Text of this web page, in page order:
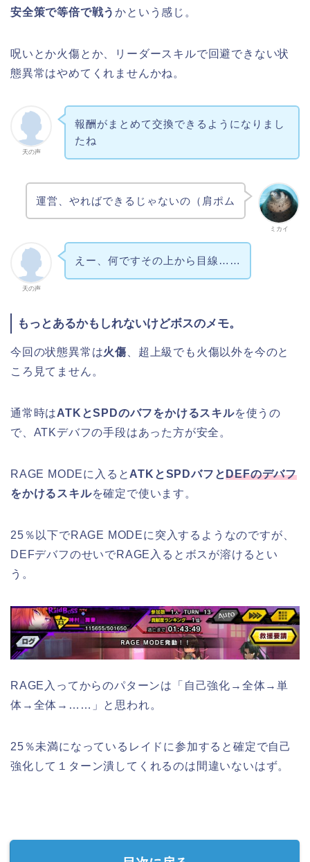
安全策で等倍で戦うかという感じ。
呪いとか火傷とか、リーダースキルで回避できない状
態異常はやめてくれませんかね。
天の声
報酬がまとめて交換できるようになりまし
たね
ミカイ
運営、やればできるじゃないの（肩ポム
天の声
えー、何ですその上から目線……
もっとあるかもしれないけどボスのメモ。
今回の状態異常は火傷 、超上級でも火傷以外を今のと
ころ見てません。
通常時はATKとSPDのバフをかけるスキルを使うの
で、ATKデバフの手段はあった方が安全。
RAGE MODEに入ると ATKとSPDバフとDEFのデバフ
をかけるスキルを確定で使います。
25％以下でRAGE MODEに突入するようなのですが、
DEFデバフのせいでRAGE入るとボスが溶けるとい
う。
RAGE入ってからのパターンは「自己強化→全体→単
体→全体→……」と思われ。
25％未満になっているレイドに参加すると確定で自己
強化して１ターン潰してくれるのは間違いないはず。